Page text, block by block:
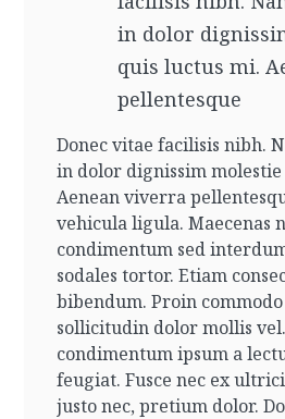
in dolor
quis luctus mi.
pellentesque
Donec vitae facilisis nibh.
in dolor dignissim
Aenean viverra
vehicula ligula. Maecenas
condimentum sed
sodales tortor. Etiam
bibendum. Proin
sollicitudin dolor mollis
condimentum ipsum a
feugiat. Fusce nec ex
justo nec, pretium dolor.